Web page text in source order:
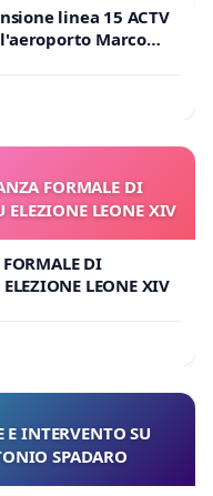
linea 15 ACTV
Marco
FORMALE DI
ELEZIONE LEONE XIV
DI
LEONE XIV
INTERVENTO SU
SPADARO